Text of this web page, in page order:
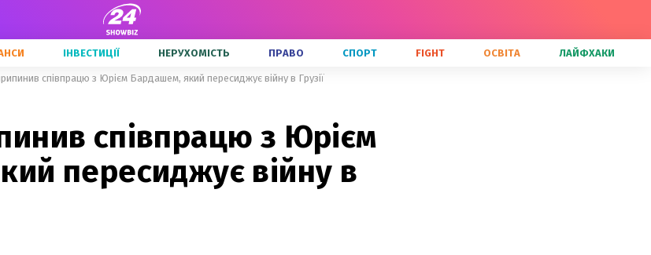
ІНВЕСТИЦІЇ НЕРУХОМІСТЬ ПРАВО СПОРТ FIGHT ОСВІТА ЛАЙФХАКИ
співпрацю з Юрієм Бардашем, який пересиджує війну в Грузії
співпрацю з Юрієм
пересиджує війну в